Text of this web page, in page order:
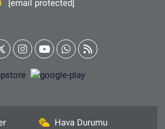
[email protected]
Hava Durumu